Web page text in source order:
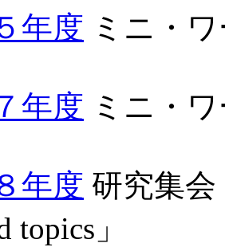
年度 ミニ・
年度 ミニ・
年度 研究集会
topics」